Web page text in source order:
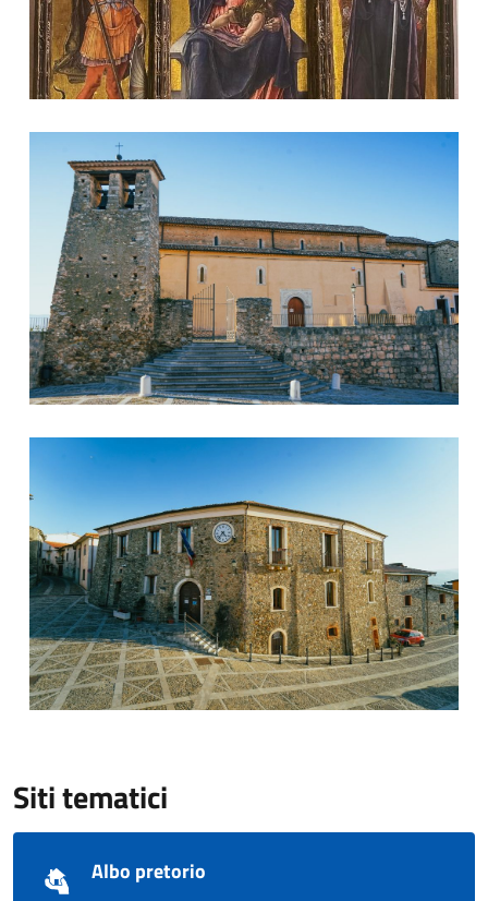
Chiesa di San Giorgio martire
Palazzo Ritacca Valentini - Municipio
Siti tematici
Albo pretorio